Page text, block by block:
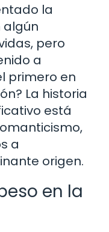
la
algún
pero
a
primero en
La historia
está
a
origen.
en la